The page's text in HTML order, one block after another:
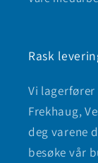
Rask
Vi
Frekhaug,
deg varene
besøke vår